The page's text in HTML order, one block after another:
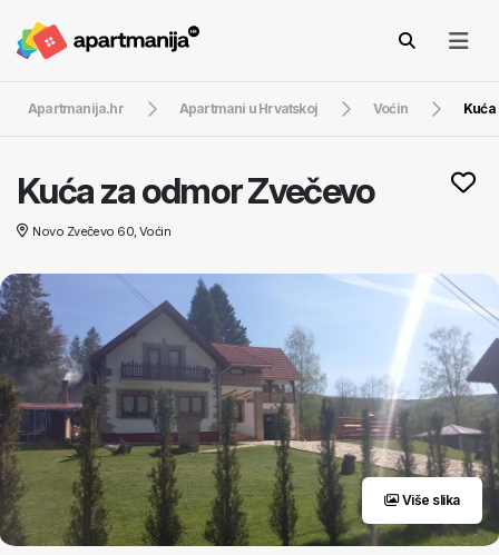
Apartmanija.hr Apartmani u Hrvatskoj Voćin
Kuća za odmor Zvečevo
Novo Zvečevo 60, Voćin
Više slika